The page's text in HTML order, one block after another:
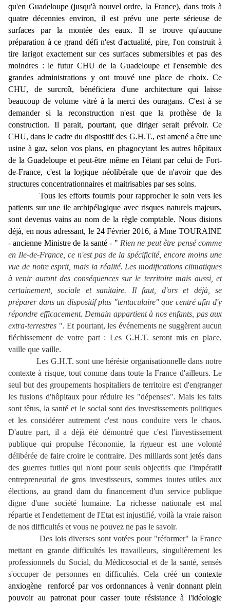
qu'en Guadeloupe (jusqu'à nouvel ordre, la France), dans trois à
quatre décennies environ, il est prévu une perte sérieuse de
surfaces par la montée des eaux. Il se trouve qu'aucune
préparation à ce grand défi n'est d'actualité, pire, l'on construit à
tire larigot exactement sur ces surfaces submersibles et pas des
moindres : le futur CHU de la Guadeloupe et l'ensemble des
grandes administrations y ont trouvé une place de choix. Ce
CHU, de surcroît, bénéficiera d'une architecture qui laisse
beaucoup de volume vitré à la merci des ouragans. C'est à se
demander si la reconstruction n'est que la prothèse de la
construction. Il parait, pourtant, que diriger serait prévoir. Ce
CHU, dans le cadre du dispositif des G.H.T., est amené a être une
usine à gaz, selon vos plans, en phagocytant les autres hôpitaux
de la Guadeloupe et peut-être même en l'étant par celui de Fort-
de-France, c'est la logique néolibérale que de n'avoir que des
structures concentrationnaires et maitrisables par ses soins.
Tous les efforts fournis pour rapprocher le soin vers les
patients sur une ile archipélagique avec risques naturels majeurs,
sont devenus vains au nom de la règle comptable. Nous disions
déjà, en nous adressant, le 24 Février 2016, à Mme TOURAINE
- ancienne Ministre de la santé - " Rien ne peut être pensé comme
en Ile-de-France, ce n'est pas de la spécificité, encore moins une
vue de notre esprit, mais la réalité. Les modifications climatiques
à venir auront des conséquences sur le territoire mais aussi, et
certainement, sociale et sanitaire. Il faut, d'ors et déjà, se
préparer dans un dispositif plus "tentaculaire" que centré afin d'y
répondre efficacement. Demain appartient à nos enfants, pas aux
extra-terrestres ". Et pourtant, les événements ne suggèrent aucun
fléchissement de votre part : Les G.H.T. seront mis en place,
vaille que vaille.
Les G.H.T. sont une hérésie organisationnelle dans notre
contexte à risque, tout comme dans toute la France d'ailleurs. Le
seul but des groupements hospitaliers de territoire est d'engranger
les fusions d'hôpitaux pour réduire les "dépenses". Mais les faits
sont têtus, la santé et le social sont des investissements politiques
et les considérer autrement c'est nous conduire vers le chaos.
D'autre part, il a déjà été démontré que c'est l'investissement
publique qui propulse l'économie, la rigueur est une volonté
délibérée de faire croire le contraire. Des milliards sont jetés dans
des guerres futiles qui n'ont pour seuls objectifs que l'impératif
entrepreneurial de gros investisseurs, sommes toutes utiles aux
élections, au grand dam du financement d'un service publique
digne d'une société humaine. La richesse nationale est mal
répartie et l'endettement de l'Etat est injustifié, voilà la vraie raison
de nos difficultés et vous ne pouvez ne pas le savoir.
Des lois diverses sont votées pour "réformer" la France
mettant en grande difficultés les travailleurs, singulièrement les
professionnels du Social, du Médicosocial et de la santé, sensés
s'occuper de personnes en difficultés. Cela créé un contexte
anxiogène renforcé par vos ordonnances à venir donnant plein
pouvoir au patronat pour casser toute résistance à l'idéologie